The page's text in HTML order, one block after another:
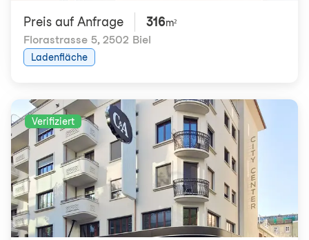
Preis auf Anfrage 316m²
Florastrasse 5, 2502 Biel
Ladenfläche
Verifiziert